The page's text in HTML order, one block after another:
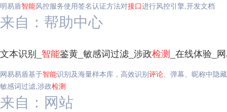
明易盾智能风控服务使用签名认证方法对接口进行风控引擎,开发文档
来自：帮助中心
文本识别_ 智能鉴黄_敏感词过滤_涉政检测 _在线体验_
网易易盾基于智能识别及海量样本库，高效识别评论、弹幕、昵称中隐
敏感词过滤,涉政检测
来自：网站